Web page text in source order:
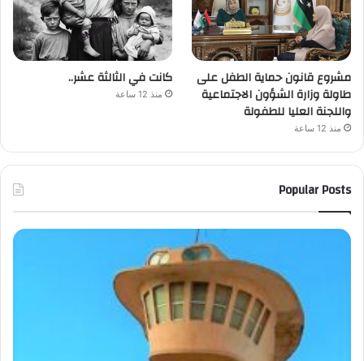
مشروع قانون حماية الطفل على
طاولة وزارة الشؤون الاجتماعية
واللجنة العليا للطفولة
منذ 12 ساعة
كانت في الثالثة عشر..
منذ 12 ساعة
Popular Posts